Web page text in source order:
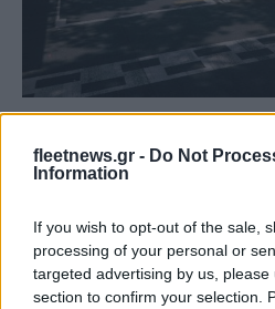
fleetnews.gr - Do Not
Information
If you wish to opt-out of the sale,
processing of your personal or
targeted advertising by us,
section to confirm your selection.
Ενεργή αεροδυναμική
επιδόσεις και αποδοτικότητα,
δύναμη, την οπισθέλκουσα και
ανάλογα με τις συνθήκες